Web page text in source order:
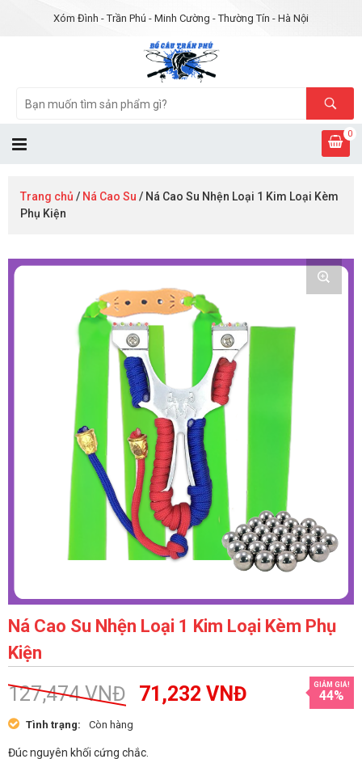
Xóm Đình - Trần Phú - Minh Cường - Thường Tín - Hà Nội
0
Trang chủ / Ná Cao Su / Ná Cao Su Nhện Loại 1 Kim Loại Kèm
Phụ Kiện
Ná Cao Su Nhện Loại 1 Kim Loại Kèm Phụ
Kiện
127,474VNĐ 71,232 VNĐ GIẢM GIÁ!
44%
Tình trạng: Còn hàng
Đúc nguyên khối cứng chắc.